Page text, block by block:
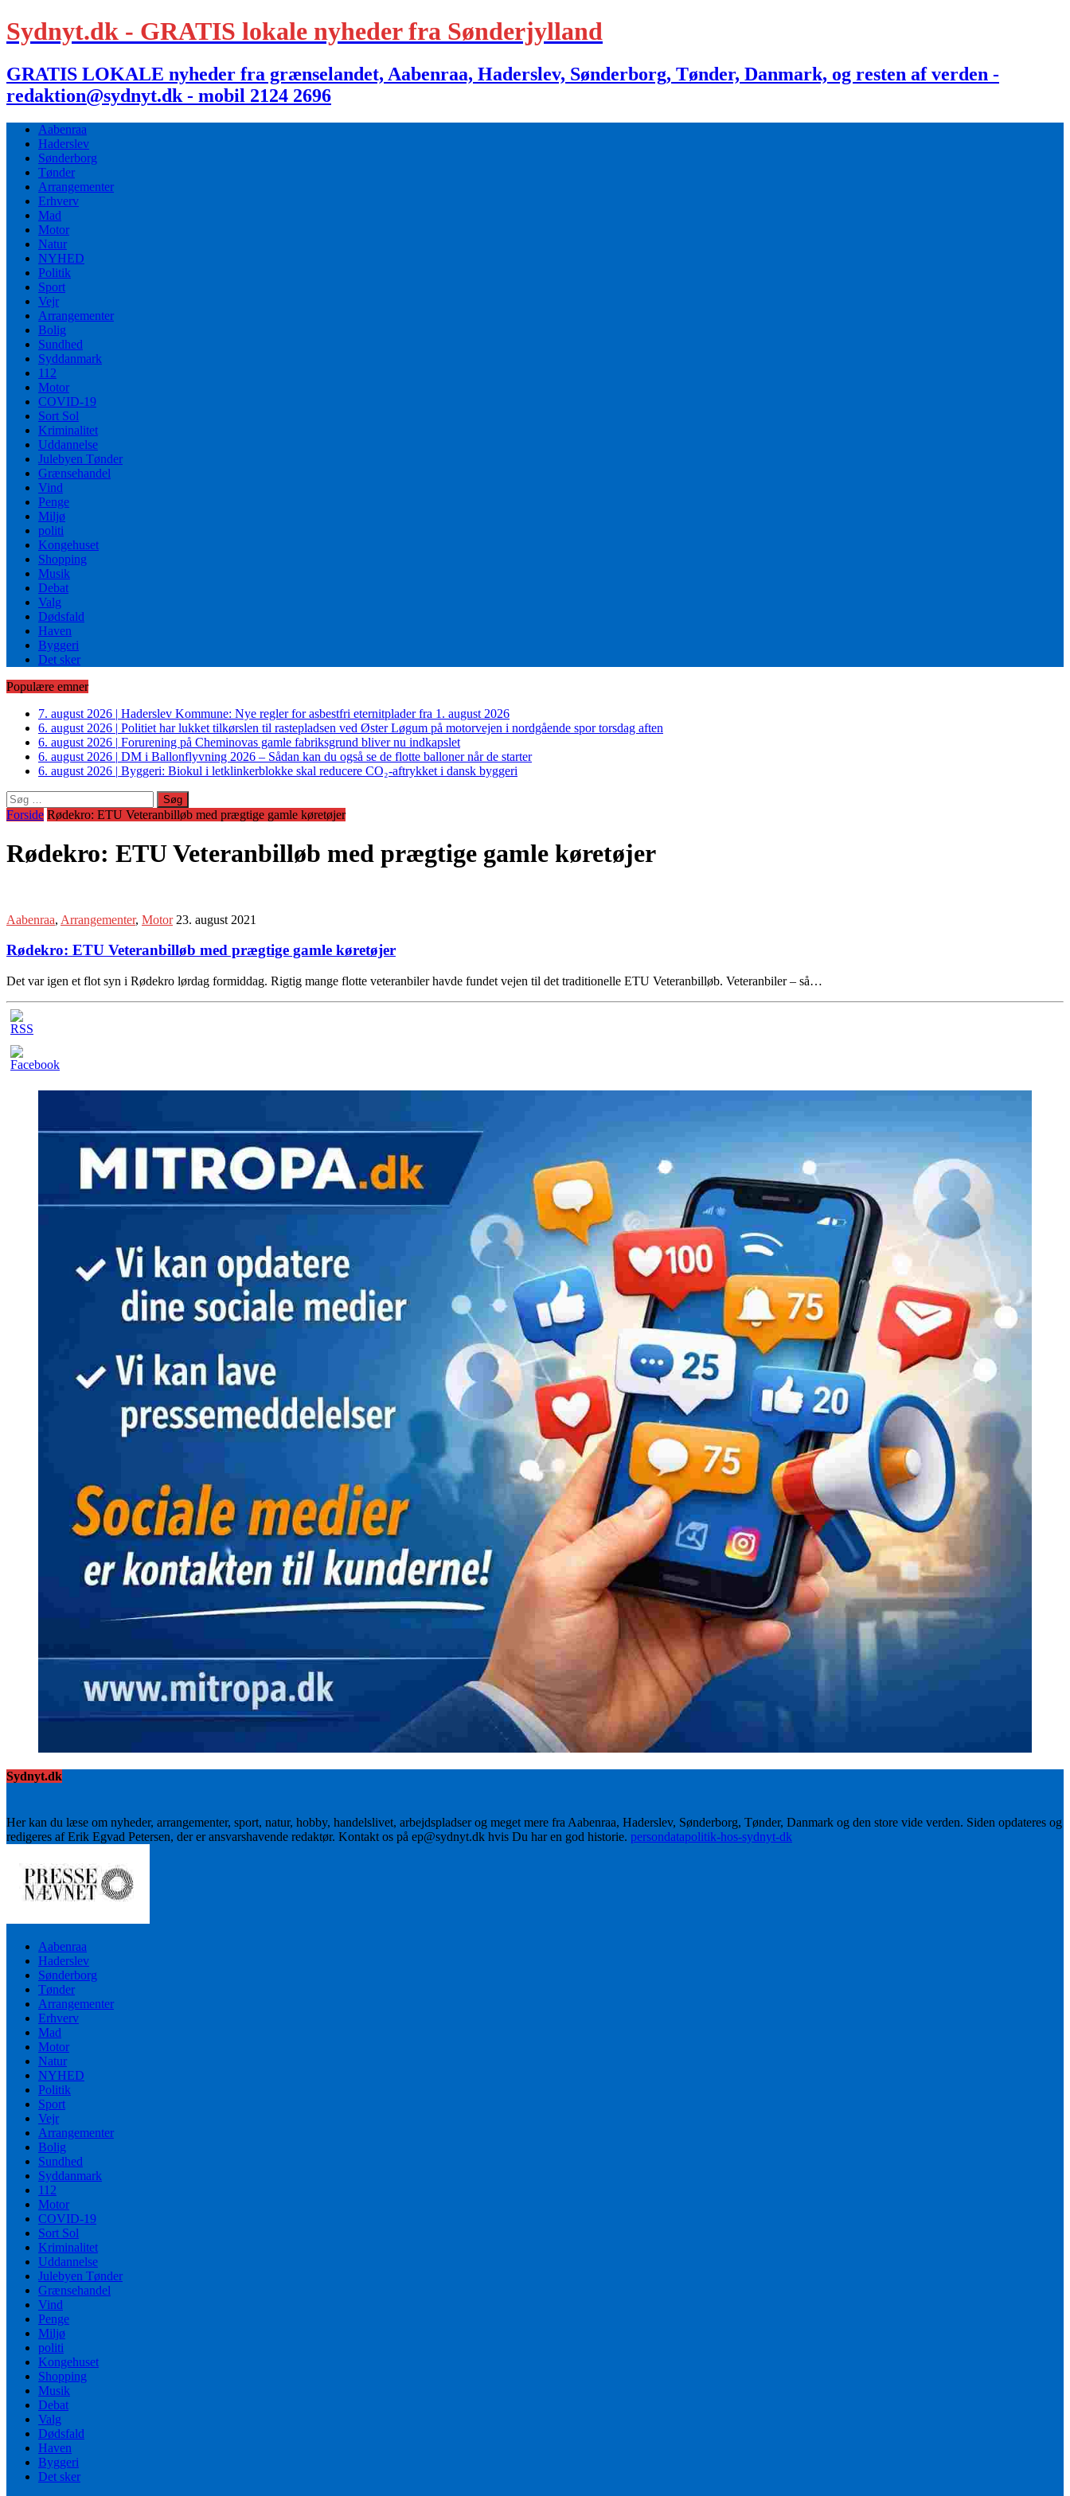
Sydnyt.dk - GRATIS lokale nyheder fra Sønderjylland
GRATIS LOKALE nyheder fra grænselandet, Aabenraa, Haderslev, Sønderborg, Tønder, Danmark, og resten af verden -
redaktion@sydnyt.dk - mobil 2124 2696
Aabenraa
Haderslev
Sønderborg
Tønder
Arrangementer
Erhverv
Mad
Motor
Natur
NYHED
Politik
Sport
Vejr
Arrangementer
Bolig
Sundhed
Syddanmark
112
Motor
COVID-19
Sort Sol
Kriminalitet
Uddannelse
Julebyen Tønder
Grænsehandel
Vind
Penge
Miljø
politi
Kongehuset
Shopping
Musik
Debat
Valg
Dødsfald
Haven
Byggeri
Det sker
Populære emner
7. august 2026 | Haderslev Kommune: Nye regler for asbestfri eternitplader fra 1. august 2026
6. august 2026 | Politiet har lukket tilkørslen til rastepladsen ved Øster Løgum på motorvejen i nordgående spor torsdag aften
6. august 2026 | Forurening på Cheminovas gamle fabriksgrund bliver nu indkapslet
6. august 2026 | DM i Ballonflyvning 2026 – Sådan kan du også se de flotte balloner når de starter
6. august 2026 | Byggeri: Biokul i letklinkerblokke skal reducere CO₂-aftrykket i dansk byggeri
Søg
efter:
Forside Rødekro: ETU Veteranbilløb med prægtige gamle køretøjer
Rødekro: ETU Veteranbilløb med prægtige gamle køretøjer
Aabenraa, Arrangementer, Motor 23. august 2021
Rødekro: ETU Veteranbilløb med prægtige gamle køretøjer
Det var igen et flot syn i Rødekro lørdag formiddag. Rigtig mange flotte veteranbiler havde fundet vejen til det traditionelle ETU Veteranbilløb. Veteranbiler – så…
Sydnyt.dk
Her kan du læse om nyheder, arrangementer, sport, natur, hobby, handelslivet, arbejdspladser og meget mere fra Aabenraa, Haderslev, Sønderborg, Tønder, Danmark og den store vide verden. Siden opdateres og
redigeres af Erik Egvad Petersen, der er ansvarshavende redaktør. Kontakt os på ep@sydnyt.dk hvis Du har en god historie. persondatapolitik-hos-sydnyt-dk
Aabenraa
Haderslev
Sønderborg
Tønder
Arrangementer
Erhverv
Mad
Motor
Natur
NYHED
Politik
Sport
Vejr
Arrangementer
Bolig
Sundhed
Syddanmark
112
Motor
COVID-19
Sort Sol
Kriminalitet
Uddannelse
Julebyen Tønder
Grænsehandel
Vind
Penge
Miljø
politi
Kongehuset
Shopping
Musik
Debat
Valg
Dødsfald
Haven
Byggeri
Det sker